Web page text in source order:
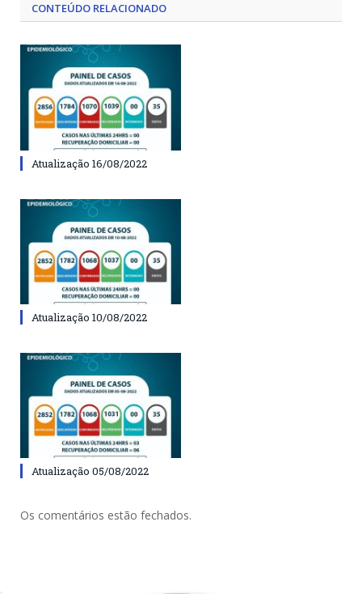
CONTEÚDO RELACIONADO
Atualização 16/08/2022
Atualização 10/08/2022
Atualização 05/08/2022
Os comentários estão fechados.